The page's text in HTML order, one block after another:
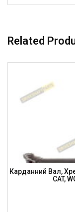
Related
Карданний Вал,
CAT,